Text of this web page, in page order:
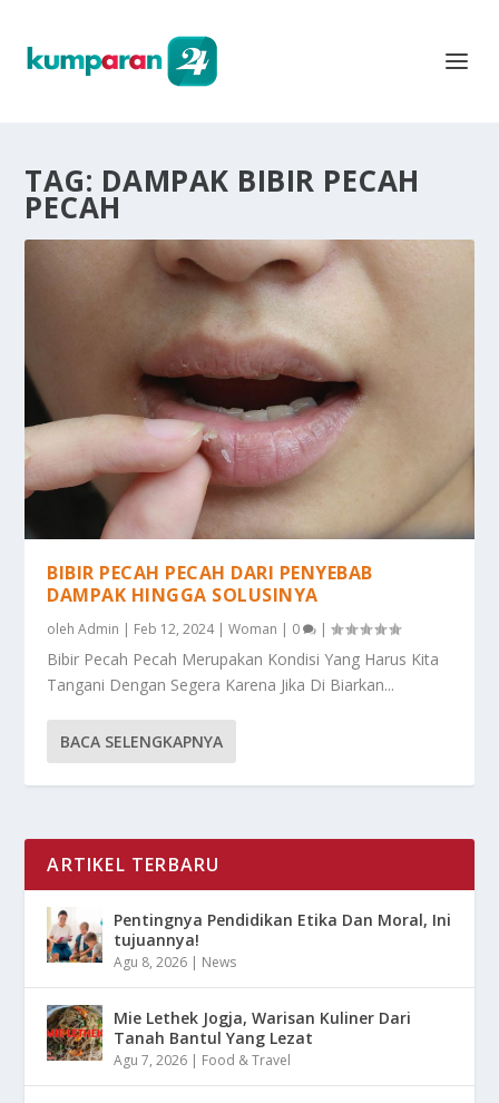
TAG: DAMPAK BIBIR PECAH
PECAH
BIBIR PECAH PECAH DARI PENYEBAB
DAMPAK HINGGA SOLUSINYA
olehAdmin | Feb 12, 2024|Woman | 0 |
Bibir Pecah Pecah Merupakan Kondisi Yang Harus Kita
Tangani Dengan Segera Karena Jika Di Biarkan...
BACA SELENGKAPNYA
ARTIKEL TERBARU
Pentingnya Pendidikan Etika Dan Moral, Ini
tujuannya!
Agu 8, 2026 | News
Mie Lethek Jogja, Warisan Kuliner Dari
Tanah Bantul Yang Lezat
Agu 7, 2026 | Food & Travel